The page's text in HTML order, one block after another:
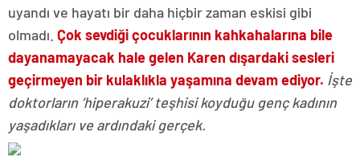
uyandı ve hayatı bir daha hiçbir zaman eskisi gibi
olmadı. Çok sevdiği çocuklarının kahkahalarına bile
dayanamayacak hale gelen Karen dışardaki sesleri
geçirmeyen bir kulaklıkla yaşamına devam ediyor. İşte
doktorların ‘hiperakuzi’ teşhisi koyduğu genç kadının
yaşadıkları ve ardındaki gerçek.